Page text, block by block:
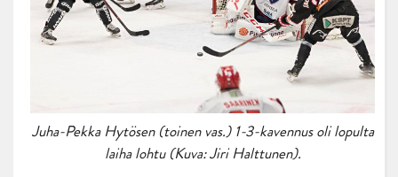
Juha-Pekka Hytösen (toinen vas.) 1-3-kavennus oli lopulta
laiha lohtu (Kuva: Jiri Halttunen).